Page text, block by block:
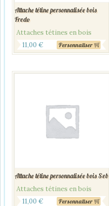
Attache tétine personnalisée bois
Fredo
Attaches tétines en bois
11,00 € Personnaliser
Attache tétine personnalisée bois Seb
Attaches tétines en bois
11,00 € Personnaliser